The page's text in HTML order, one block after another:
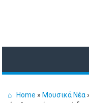
Home » Μουσικά Νέα